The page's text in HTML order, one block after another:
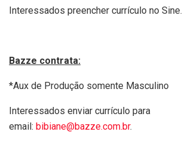
Interessados preencher currículo no Sine.
Bazze contrata:
*Aux de Produção somente Masculino
Interessados enviar currículo para
email: bibiane@bazze.com.br.